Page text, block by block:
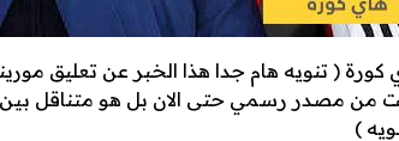
كورة ( تنويه هام جدا هذا الخبر عن تعليق
من مصدر رسمي حتى الان بل هو متناقل بين
)